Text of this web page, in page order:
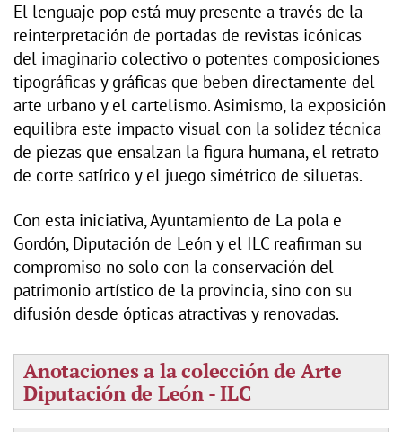
El lenguaje pop está muy presente a través de la
reinterpretación de portadas de revistas icónicas
del imaginario colectivo o potentes composiciones
tipográficas y gráficas que beben directamente del
arte urbano y el cartelismo. Asimismo, la exposición
equilibra este impacto visual con la solidez técnica
de piezas que ensalzan la figura humana, el retrato
de corte satírico y el juego simétrico de siluetas.
Con esta iniciativa, Ayuntamiento de La pola e
Gordón, Diputación de León y el ILC reafirman su
compromiso no solo con la conservación del
patrimonio artístico de la provincia, sino con su
difusión desde ópticas atractivas y renovadas.
Anotaciones a la colección de Arte
Diputación de León - ILC